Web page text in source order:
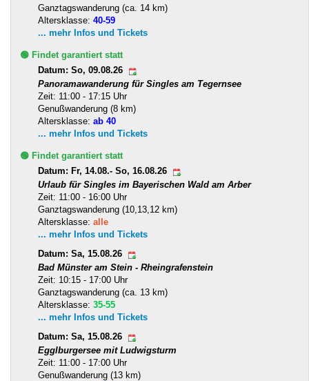
Ganztagswanderung (ca. 14 km)
Altersklasse: 40-59
... mehr Infos und Tickets
🟢 Findet garantiert statt
Datum: So, 09.08.26
Panoramawanderung für Singles am Tegernsee
Zeit: 11:00 - 17:15 Uhr
Genußwanderung (8 km)
Altersklasse: ab 40
... mehr Infos und Tickets
🟢 Findet garantiert statt
Datum: Fr, 14.08.- So, 16.08.26
Urlaub für Singles im Bayerischen Wald am Arber
Zeit: 11:00 - 16:00 Uhr
Ganztagswanderung (10,13,12 km)
Altersklasse: alle
... mehr Infos und Tickets
Datum: Sa, 15.08.26
Bad Münster am Stein - Rheingrafenstein
Zeit: 10:15 - 17:00 Uhr
Ganztagswanderung (ca. 13 km)
Altersklasse: 35-55
... mehr Infos und Tickets
Datum: Sa, 15.08.26
Egglburgersee mit Ludwigsturm
Zeit: 11:00 - 17:00 Uhr
Genußwanderung (13 km)